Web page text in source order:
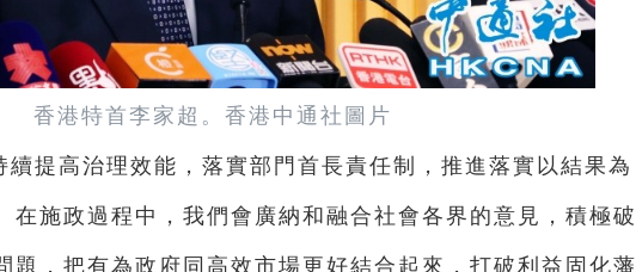
香港特首李家超。香港中通社圖片
續提高治理效能，落實部門首長責任制，推進落實以結果為
在施政過程中，我們會廣納和融合社會各界的意見，積極破
題，把有為政府同高效市場更好結合起來，打破利益固化藩